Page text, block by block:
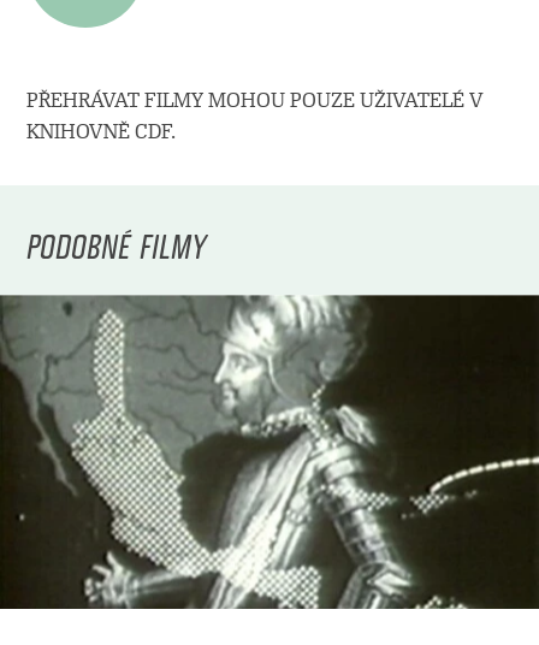
PŘEHRÁVAT FILMY MOHOU POUZE UŽIVATELÉ V
KNIHOVNĚ CDF.
PODOBNÉ FILMY